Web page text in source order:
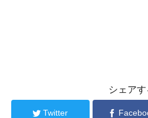
シェアす
Twitter